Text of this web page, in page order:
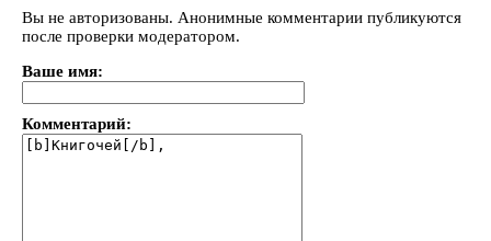
Вы не авторизованы. Анонимные комментарии публикуются
после проверки модератором.
Ваше имя:
Комментарий: